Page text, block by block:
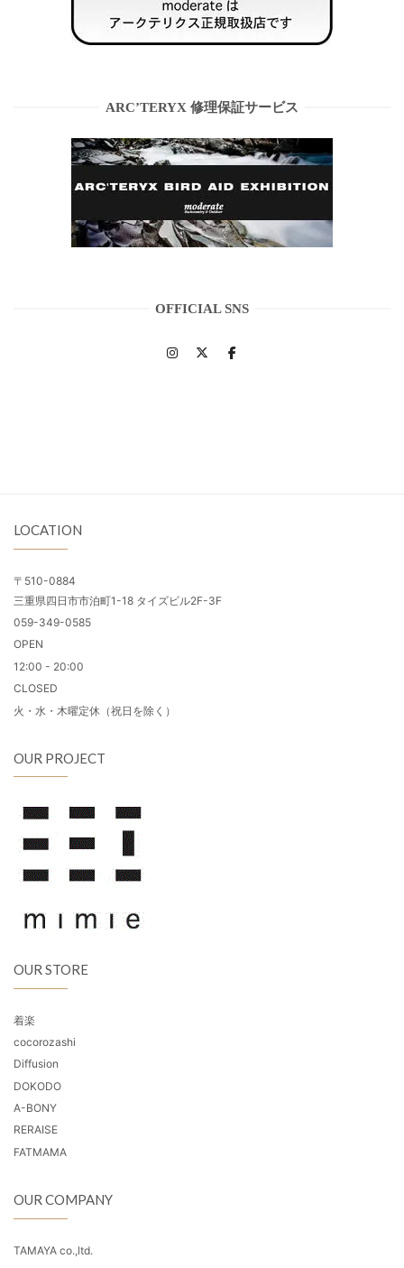
ARC’TERYX 修理保証サービス
OFFICIAL SNS
LOCATION
〒510-0884
三重県四日市市泊町1-18 タイズビル2F-3F
059-349-0585
OPEN
12:00 - 20:00
CLOSED
火・水・木曜定休（祝日を除く）
OUR PROJECT
OUR STORE
着楽
cocorozashi
Diffusion
DOKODO
A-BONY
RERAISE
FATMAMA
OUR COMPANY
TAMAYA co.,ltd.